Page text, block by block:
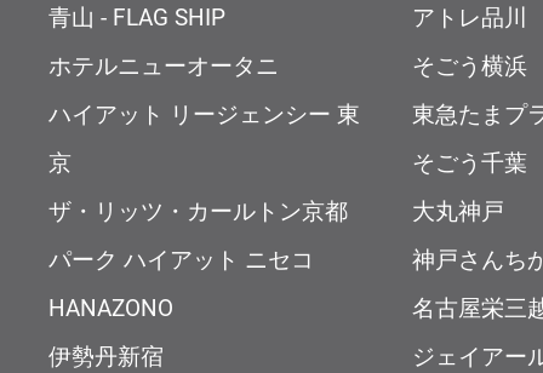
青山 - FLAG SHIP
ホテルニューオータニ
ハイアット リージェンシー 東
京
ザ・リッツ・カールトン京都
パーク ハイアット ニセコ
HANAZONO
伊勢丹新宿
アトレ品川
そごう横浜
東急たまプ
そごう千葉
大丸神戸
神戸さんち
名古屋栄三
ジェイアー